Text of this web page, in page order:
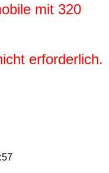
mit 320
erforderlich.